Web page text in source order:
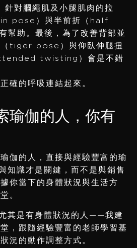
對膕繩肌及小腿肌肉的拉
pose）與半前折（half
助。最後，為了改善背部並
（tiger pose）與仰臥伸腿扭
twisting）會是不錯
確的呼吸連結起來。
瑜伽的人，你有
伽的人，直接與經驗豐富的瑜
識才是關鍵，而不是與銷售
你當下的身體狀況與生活方
。
其是有身體狀況的人——我建
，跟隨經驗豐富的老師學習基
況的動作調整方式。